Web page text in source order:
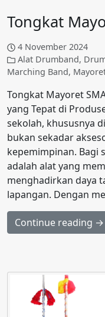
Tongkat
4 November 2024
Alat Drumband,
Marching Band,
Tongkat Mayoret
yang Tepat di
sekolah, khususnya
bukan sekadar
kepemimpinan. Bagi
adalah alat yang
menghadirkan daya
lapangan. Dengan
Continue reading →